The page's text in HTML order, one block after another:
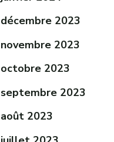
décembre 2023
novembre 2023
octobre 2023
septembre 2023
août 2023